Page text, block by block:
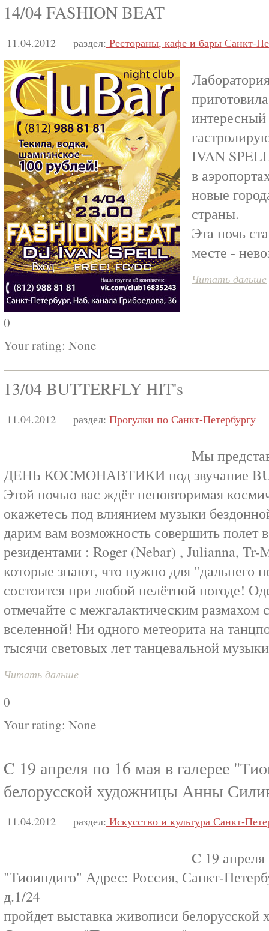
14/04 FASHION BEAT
11.04.2012 раздел: Рестораны, кафе и бары Санкт-
IVAN
в
новые
страны.
Эта ночь
месте -
Читать дальше
0
Your rating: None
13/04 BUTTERFLY HIT's
11.04.2012 раздел: Прогулки по Санкт-Петербургу
Мы
ДЕНЬ КОСМОНАВТИКИ под звучание
Этой ночью вас ждёт неповторимая
окажетесь под влиянием музыки
дарим вам возможность совершить полет
резидентами : Roger (Nebar) , Julianna,
которые знают, что нужно для "дальнего
состоится при любой нелётной погоде!
отмечайте с межгалактическим
вселенной! Ни одного метеорита на
тысячи световых лет танцевальной
Читать дальше
0
Your rating: None
C 19 апреля по 16 мая в галерее
белорусской художницы Анны
11.04.2012 раздел: Искусство и культура Санкт-
C 19
"Тиоиндиго" Адрес: Россия, Санкт-
д.1/24
пройдет выставка живописи